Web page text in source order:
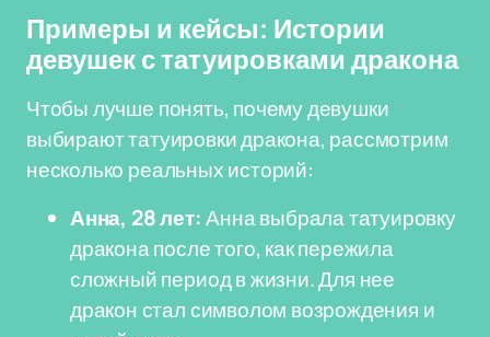
Примеры и кейсы: Истории
девушек с татуировками дракона
Чтобы лучше понять, почему девушки
выбирают татуировки дракона, рассмотрим
несколько реальных историй:
Анна, 28 лет:Анна выбрала татуировку
дракона после того, как пережила
сложный период в жизни. Для нее
дракон стал символом возрождения и